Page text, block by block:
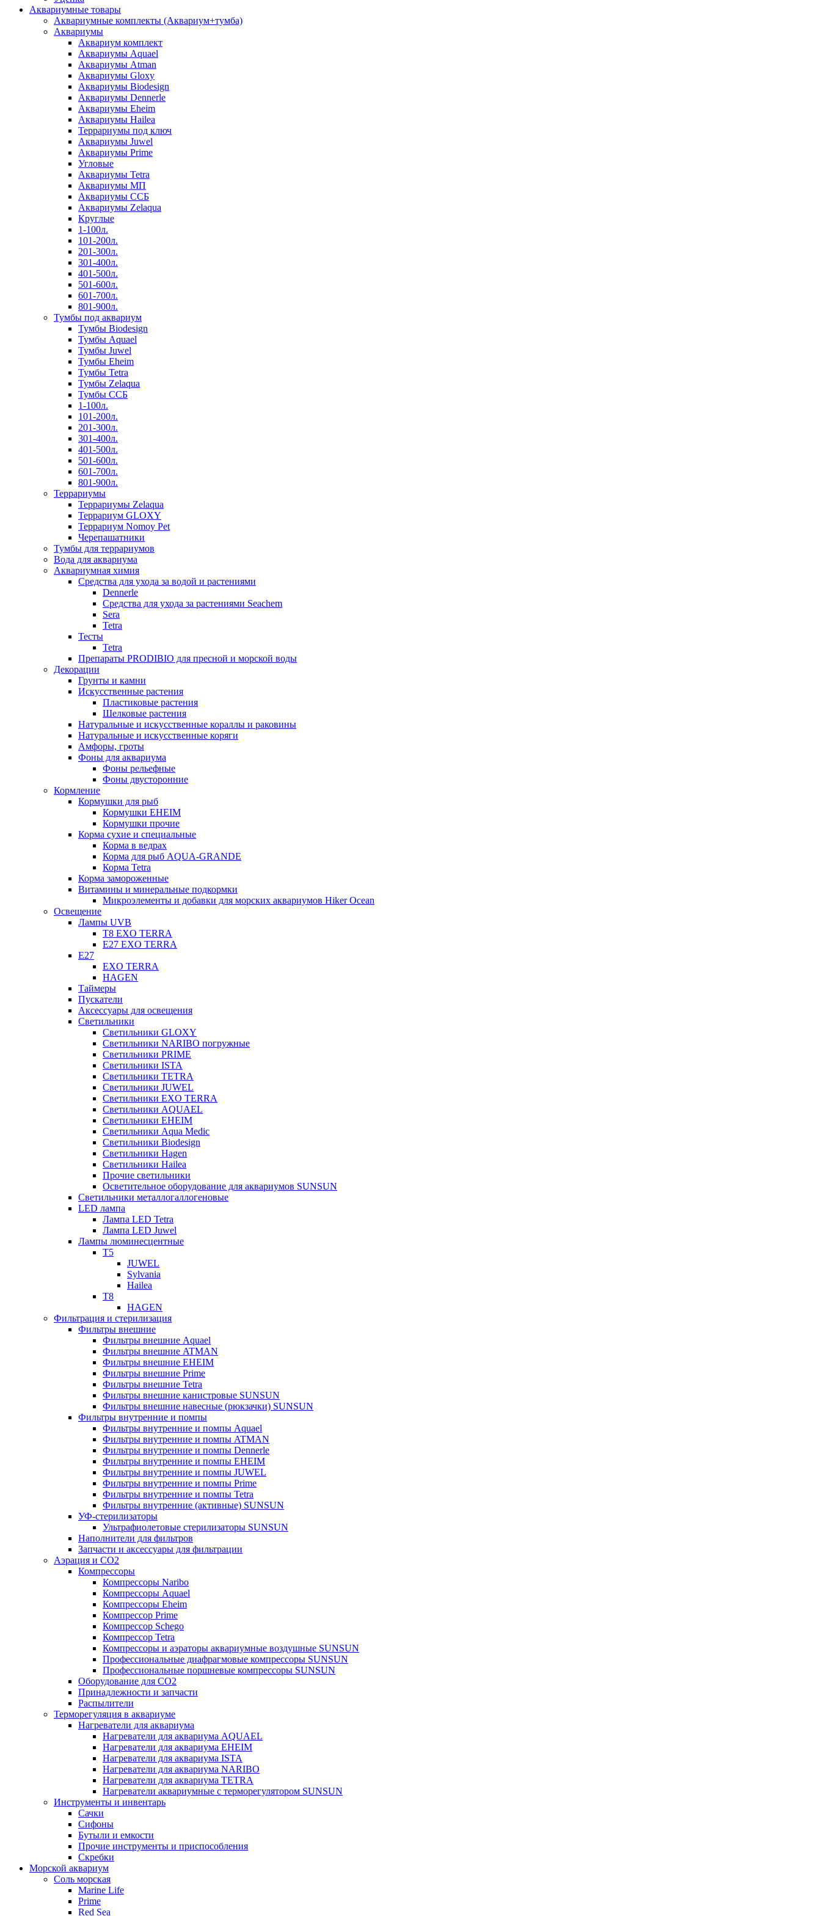
Аквариумные товары
Аквариумные комплекты (Аквариум+тумба)
Аквариумы
Аквариум комплект
Аквариумы Aquael
Аквариумы Atman
Аквариумы Gloxy
Аквариумы Biodesign
Аквариумы Dennerle
Аквариумы Eheim
Аквариумы Hailea
Террариумы под ключ
Аквариумы Juwel
Аквариумы Prime
Угловые
Аквариумы Tetra
Аквариумы МП
Аквариумы ССБ
Аквариумы Zelaqua
Круглые
1-100л.
101-200л.
201-300л.
301-400л.
401-500л.
501-600л.
601-700л.
801-900л.
Тумбы под аквариум
Тумбы Biodesign
Тумбы Aquael
Тумбы Juwel
Тумбы Eheim
Тумбы Tetra
Тумбы Zelaqua
Тумбы ССБ
1-100л.
101-200л.
201-300л.
301-400л.
401-500л.
501-600л.
601-700л.
801-900л.
Террариумы
Террариумы Zelaqua
Террариум GLOXY
Террариум Nomoy Pet
Черепашатники
Тумбы для террариумов
Вода для аквариума
Аквариумная химия
Средства для ухода за водой и растениями
Dennerle
Средства для ухода за растениями Seachem
Sera
Tetra
Тесты
Tetra
Препараты PRODIBIO для пресной и морской воды
Декорации
Грунты и камни
Искусственные растения
Пластиковые растения
Шелковые растения
Натуральные и искусственные кораллы и раковины
Натуральные и искусственные коряги
Амфоры, гроты
Фоны для аквариума
Фоны рельефные
Фоны двусторонние
Кормление
Кормушки для рыб
Кормушки EHEIM
Кормушки прочие
Корма сухие и специальные
Корма в ведрах
Корма для рыб AQUA-GRANDE
Корма Tetra
Корма замороженные
Витамины и минеральные подкормки
Микроэлементы и добавки для морских аквариумов Hiker Ocean
Освещение
Лампы UVB
Т8 EXO TERRA
Е27 EXO TERRA
Е27
EXO TERRA
HAGEN
Таймеры
Пускатели
Аксессуары для освещения
Светильники
Светильники GLOXY
Светильники NARIBO погружные
Светильники PRIME
Светильники ISTA
Светильники TETRA
Светильники JUWEL
Светильники EXO TERRA
Светильники AQUAEL
Светильники EHEIM
Светильники Aqua Medic
Светильники Biodesign
Светильники Hagen
Светильники Hailea
Прочие светильники
Осветительное оборудование для аквариумов SUNSUN
Светильники металлогаллогеновые
LED лампа
Лампа LED Tetra
Лампа LED Juwel
Лампы люминесцентные
T5
JUWEL
Sylvania
Hailea
T8
HAGEN
Фильтрация и стерилизация
Фильтры внешние
Фильтры внешние Aquael
Фильтры внешние ATMAN
Фильтры внешние EHEIM
Фильтры внешние Prime
Фильтры внешние Tetra
Фильтры внешние канистровые SUNSUN
Фильтры внешние навесные (рюкзачки) SUNSUN
Фильтры внутренние и помпы
Фильтры внутренние и помпы Aquael
Фильтры внутренние и помпы ATMAN
Фильтры внутренние и помпы Dennerle
Фильтры внутренние и помпы EHEIM
Фильтры внутренние и помпы JUWEL
Фильтры внутренние и помпы Prime
Фильтры внутренние и помпы Tetra
Фильтры внутренние (активные) SUNSUN
УФ-стерилизаторы
Ультрафиолетовые стерилизаторы SUNSUN
Наполнители для фильтров
Запчасти и аксессуары для фильтрации
Аэрация и CO2
Компрессоры
Компрессоры Naribo
Компрессоры Aquael
Компрессоры Eheim
Компрессор Prime
Компрессор Schego
Компрессор Tetra
Компрессоры и аэраторы аквариумные воздушные SUNSUN
Профессиональные диафрагмовые компрессоры SUNSUN
Профессиональные поршневые компрессоры SUNSUN
Оборудование для CO2
Принадлежности и запчасти
Распылители
Терморегуляция в аквариуме
Нагреватели для аквариума
Нагреватели для аквариума AQUAEL
Нагреватели для аквариума EHEIM
Нагреватели для аквариума ISTA
Нагреватели для аквариума NARIBO
Нагреватели для аквариума TETRA
Нагреватели аквариумные с терморегулятором SUNSUN
Инструменты и инвентарь
Сачки
Сифоны
Бутыли и емкости
Прочие инструменты и приспособления
Скребки
Морской аквариум
Соль морская
Marine Life
Prime
Red Sea